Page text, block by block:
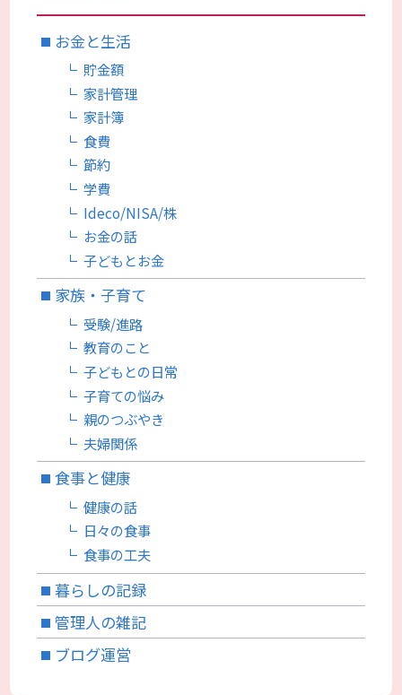
お金と生活
貯金額
家計管理
家計簿
食費
節約
学費
Ideco/NISA/株
お金の話
子どもとお金
家族・子育て
受験/進路
教育のこと
子どもとの日常
子育ての悩み
親のつぶやき
夫婦関係
食事と健康
健康の話
日々の食事
食事の工夫
暮らしの記録
管理人の雑記
ブログ運営